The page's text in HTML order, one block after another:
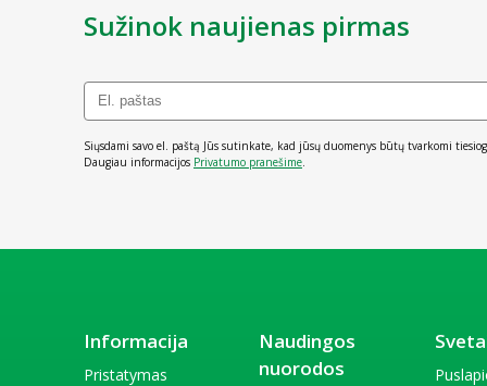
Sužinok naujienas pirmas
Siųsdami savo el. paštą Jūs sutinkate, kad jūsų duomenys būtų tvarkomi
Daugiau informacijos Privatumo pranešime
Informacija
Pristatymas
Naudingos
nuorodos